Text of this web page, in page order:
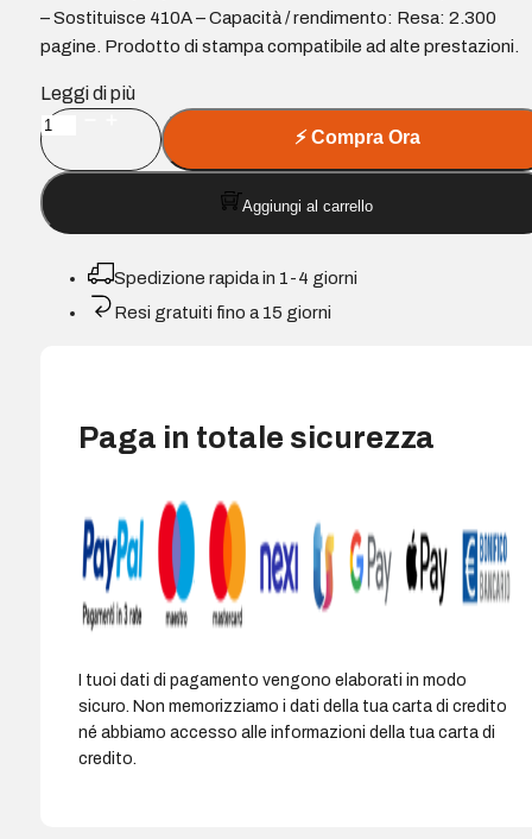
– Sostituisce 410A – Capacità / rendimento: Resa: 2.300
pagine. Prodotto di stampa compatibile ad alte prestazioni.
Leggi di più
Xerox
Everyday
HP
CF411A
Cartuccia
Compatibile
ciano
quantità
⚡Compra Ora
Aggiungi al carrello
Spedizione rapida in 1-4 giorni
Resi gratuiti fino a 15 giorni
Paga in totale sicurezza
I tuoi dati di pagamento vengono elaborati in modo
sicuro. Non memorizziamo i dati della tua carta di credito
né abbiamo accesso alle informazioni della tua carta di
credito.